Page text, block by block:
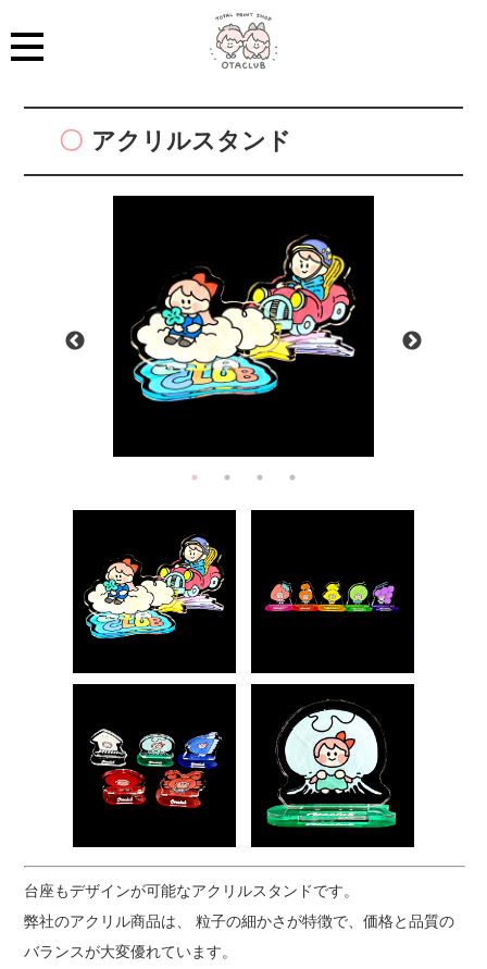
アクリルスタンド
台座もデザインが可能なアクリルスタンドです。
弊社のアクリル商品は、 粒子の細かさが特徴で、価格と品質の
バランスが大変優れています。